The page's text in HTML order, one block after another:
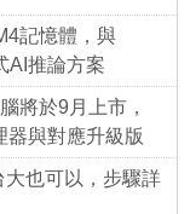
記憶體，與
AI推論方案
將於9月上市，
器與對應升級版
也可以，步驟詳